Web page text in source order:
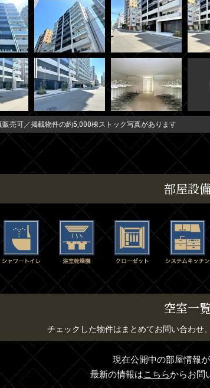
販売可／掲載物件の約5,000棟ストック写真があります
部屋設備
空室一覧
チェックした物件はまとめてお問い合わせ
現在公開中の部屋情報が
最新の情報はこちらからお問